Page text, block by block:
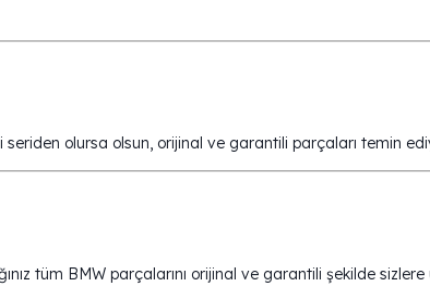
seriden olursa olsun, orijinal ve garantili parçaları temin
tüm BMW parçalarını orijinal ve garantili şekilde sizlere